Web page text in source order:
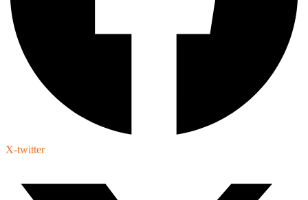
X-twitter